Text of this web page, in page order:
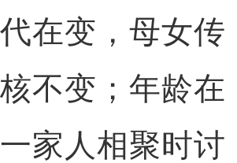
变，母女传
不变；年龄在
家人相聚时讨